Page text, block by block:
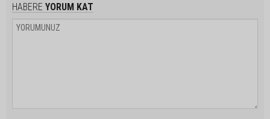
HABERE YORUM KAT